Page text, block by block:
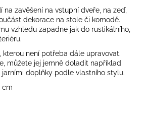
na zavěšení na vstupní dveře, na zeď,
dekorace na stole či komodě.
vzhledu zapadne jak do rustikálního,
kterou není potřeba dále upravovat.
můžete jej jemně doladit například
doplňky podle vlastního stylu.
cm